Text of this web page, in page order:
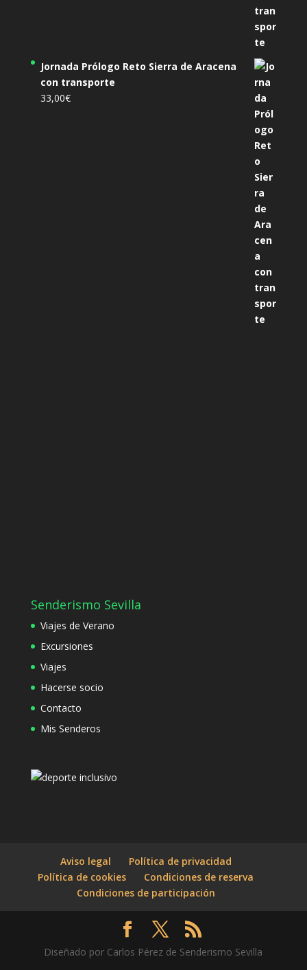
Jornada Prólogo Reto Sierra de Aracena
con transporte
33,00€
Senderismo Sevilla
Viajes de Verano
Excursiones
Viajes
Hacerse socio
Contacto
Mis Senderos
Aviso legal
Política de privacidad
Política de cookies
Condiciones de reserva
Condiciones de participación
Diseñado por Carlos Pérez de Senderismo Sevilla